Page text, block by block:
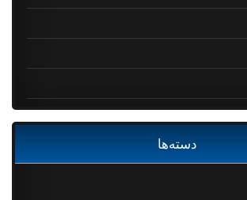
دسته‌ها